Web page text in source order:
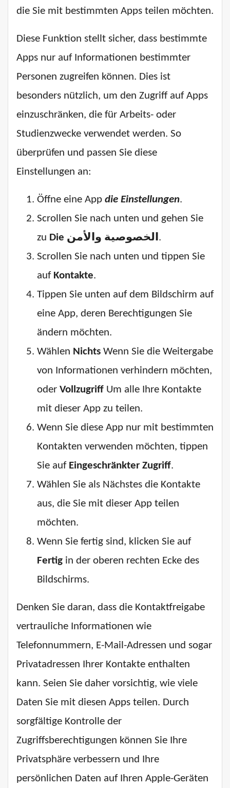
die Sie mit bestimmten Apps teilen möchten.
Diese Funktion stellt sicher, dass bestimmte
Apps nur auf Informationen bestimmter
Personen zugreifen können. Dies ist
besonders nützlich, um den Zugriff auf Apps
einzuschränken, die für Arbeits- oder
Studienzwecke verwendet werden. So
überprüfen und passen Sie diese
Einstellungen an:
Öffne eine App die Einstellungen.
Scrollen Sie nach unten und gehen Sie
zu
Die الخصوصية والأمن .
Scrollen Sie nach unten und tippen Sie
auf Kontakte.
Tippen Sie unten auf dem Bildschirm auf
eine App, deren Berechtigungen Sie
ändern möchten.
Wählen Nichts Wenn Sie die Weitergabe
von Informationen verhindern möchten,
oder Vollzugriff Um alle Ihre Kontakte
mit dieser App zu teilen.
Wenn Sie diese App nur mit bestimmten
Kontakten verwenden möchten, tippen
Sie auf Eingeschränkter Zugriff.
Wählen Sie als Nächstes die Kontakte
aus, die Sie mit dieser App teilen
möchten.
Wenn Sie fertig sind, klicken Sie auf
Fertig in der oberen rechten Ecke des
Bildschirms.
Denken Sie daran, dass die Kontaktfreigabe
vertrauliche Informationen wie
Telefonnummern, E-Mail-Adressen und sogar
Privatadressen Ihrer Kontakte enthalten
kann. Seien Sie daher vorsichtig, wie viele
Daten Sie mit diesen Apps teilen. Durch
sorgfältige Kontrolle der
Zugriffsberechtigungen können Sie Ihre
Privatsphäre verbessern und Ihre
persönlichen Daten auf Ihren Apple-Geräten